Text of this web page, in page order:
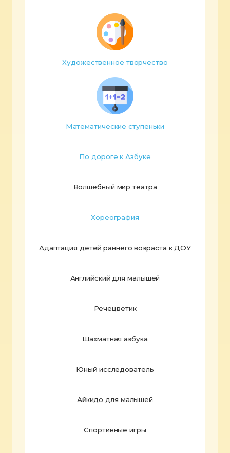
Художественное творчество
Математические ступеньки
По дороге к Азбуке
Волшебный мир театра
Хореография
Адаптация детей раннего возраста к ДОУ
Английский для малышей
Речецветик
Шахматная азбука
Юный исследователь
Айкидо для малышей
Спортивные игры